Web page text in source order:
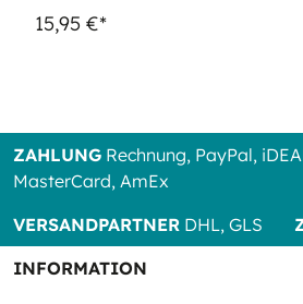
15,95 €*
ZAHLUNG Rechnung, PayPal,
MasterCard, AmEx
VERSANDPARTNER DHL, GLS
INFORMATION